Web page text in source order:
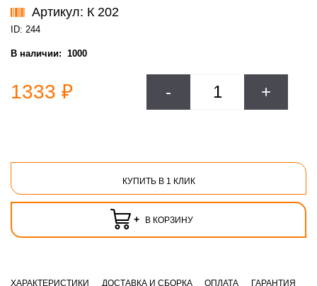
Артикул: К 202
ID: 244
В наличии: 1000
1333 ₽ - +
КУПИТЬ В 1 КЛИК
+ В КОРЗИНУ
ХАРАКТЕРИСТИКИ ДОСТАВКА И СБОРКА ОПЛАТА ГАРАНТИЯ